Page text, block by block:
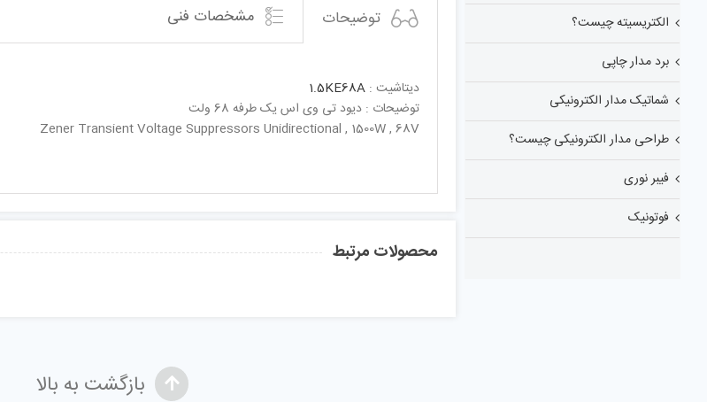
توضیحات مشخصات فنی
دیتاشیت : 1.5KE68A
توضیحات : دیود تی وی اس یک طرفه 68 ولت
Zener Transient Voltage Suppressors Unidirectional , 1500W , 68V
محصولات مرتبط
الکتریسیته چیست؟
برد مدار چاپی
شماتیک مدار الکترونیکی
طراحی مدار الکترونیکی چیست؟
فیبر نوری
فوتونیک
بازگشت به بالا